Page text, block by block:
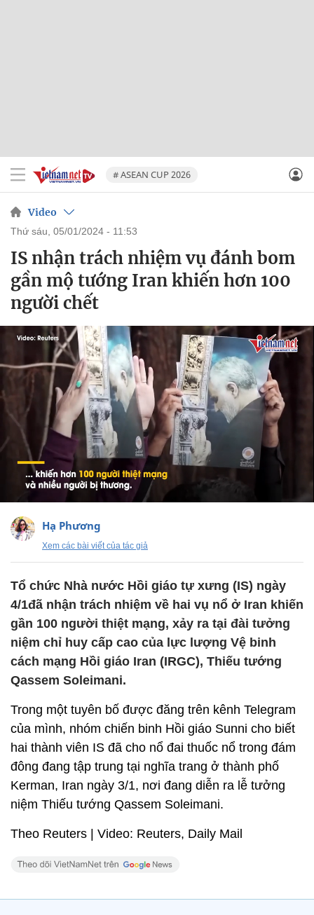
# ASEAN CUP 2026
Video
thứ sáu, 05/01/2024 - 11:53
IS nhận trách nhiệm vụ đánh bom
gần mộ tướng Iran khiến hơn 100
người chết
Hạ Phương
Xem các bài viết của tác giả
Tổ chức Nhà nước Hồi giáo tự xưng (IS) ngày
4/1đã nhận trách nhiệm về hai vụ nổ ở Iran khiến
gần 100 người thiệt mạng, xảy ra tại đài tưởng
niệm chỉ huy cấp cao của lực lượng Vệ binh
cách mạng Hồi giáo Iran (IRGC), Thiếu tướng
Qassem Soleimani.
Trong một tuyên bố được đăng trên kênh Telegram
của mình, nhóm chiến binh Hồi giáo Sunni cho biết
hai thành viên IS đã cho nổ đai thuốc nổ trong đám
đông đang tập trung tại nghĩa trang ở thành phố
Kerman, Iran ngày 3/1, nơi đang diễn ra lễ tưởng
niệm Thiếu tướng Qassem Soleimani.
Theo Reuters | Video: Reuters, Daily Mail